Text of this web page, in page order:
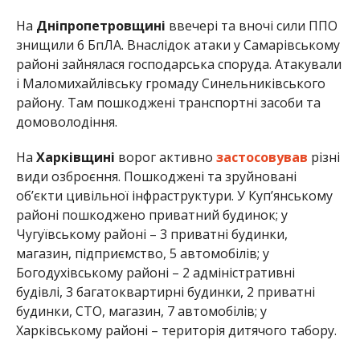
На Дніпропетровщині ввечері та вночі сили ППО
знищили 6 БпЛА. Внаслідок атаки у Самарівському
районі зайнялася господарська споруда. Атакували
і Маломихайлівську громаду Синельниківського
району. Там пошкоджені транспортні засоби та
домоволодіння.
На Харківщині ворог активно застосовував різні
види озброєння. Пошкоджені та зруйновані
об’єкти цивільної інфраструктури. У Куп’янському
районі пошкоджено приватний будинок; у
Чугуївському районі – 3 приватні будинки,
магазин, підприємство, 5 автомобілів; у
Богодухівському районі – 2 адміністративні
будівлі, 3 багатоквартирні будинки, 2 приватні
будинки, СТО, магазин, 7 автомобілів; у
Харківському районі – територія дитячого табору.